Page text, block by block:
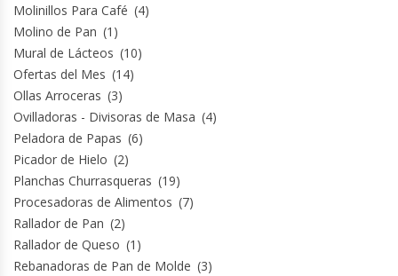
Rebanadoras De Pan De Molde
Refrigeradores Industriales
Repuestos Hornos Turbos
Revolvedoras De Masas
Roller Hot Dog
Salseras
Molinillos Para Café (4)
Molino de Pan (1)
Mural de Lácteos (10)
Ofertas del Mes (14)
Ollas Arroceras (3)
Ovilladoras - Divisoras de Masa (4)
Peladora de Papas (6)
Picador de Hielo (2)
Planchas Churrasqueras (19)
Procesadoras de Alimentos (7)
Rallador de Pan (2)
Rallador de Queso (1)
Rebanadoras de Pan de Molde (3)